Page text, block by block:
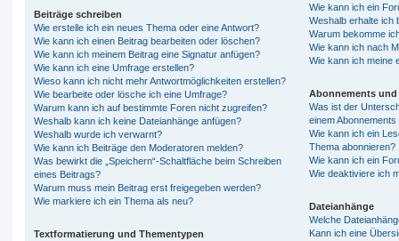
Beiträge schreiben
Wie erstelle ich ein neues Thema oder eine Antwort?
Wie kann ich einen Beitrag bearbeiten oder löschen?
Wie kann ich meinem Beitrag eine Signatur anfügen?
Wie kann ich eine Umfrage erstellen?
Wieso kann ich nicht mehr Antwortmöglichkeiten erstellen?
Wie bearbeite oder lösche ich eine Umfrage?
Warum kann ich auf bestimmte Foren nicht zugreifen?
Weshalb kann ich keine Dateianhänge anfügen?
Weshalb wurde ich verwarnt?
Wie kann ich Beiträge den Moderatoren melden?
Was bewirkt die „Speichern“-Schaltfläche beim Schreiben
eines Beitrags?
Warum muss mein Beitrag erst freigegeben werden?
Wie markiere ich ein Thema als neu?
Textformatierung und Thementypen
Wie kann ich ein
Weshalb erhalte ich
Warum bekomme
Wie kann ich nach
Wie kann ich meine
Abonnements und
Was ist der
einem
Wie kann ich ein
Thema abonnieren?
Wie kann ich ein
Wie deaktiviere ich
Dateianhänge
Welche
Kann ich eine